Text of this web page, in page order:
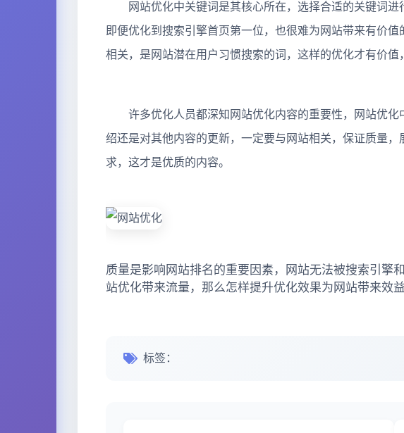
网站优化中关键词是其核心所在，选择合适的关键词进
即便优化到搜索引擎首页第一位，也很难为网站带来有价
相关，是网站潜在用户习惯搜索的词，这样的优化才有价值
许多优化人员都深知网站优化内容的重要性，网站优化
绍还是对其他内容的更新，一定要与网站相关，保证质量
求，这才是优质的内容。
质量是影响网站排名的重要因素，网站无法被搜索引擎
站优化带来流量，那么怎样提升优化效果为网站带来效
标签：